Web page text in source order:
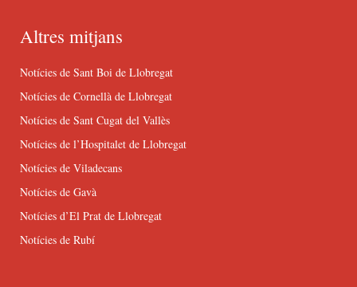
Altres mitjans
Notícies de Sant Boi de Llobregat
Notícies de Cornellà de Llobregat
Notícies de Sant Cugat del Vallès
Notícies de l’Hospitalet de Llobregat
Notícies de Viladecans
Notícies de Gavà
Notícies d’El Prat de Llobregat
Notícies de Rubí